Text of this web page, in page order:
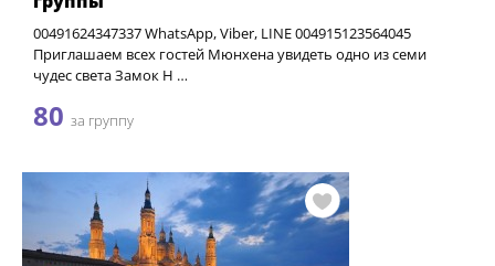
00491624347337 WhatsApp, Viber, LINE 004915123564045
Приглашаем всех гостей Мюнхена увидеть одно из семи
чудес света Замок Н …
80 за группу